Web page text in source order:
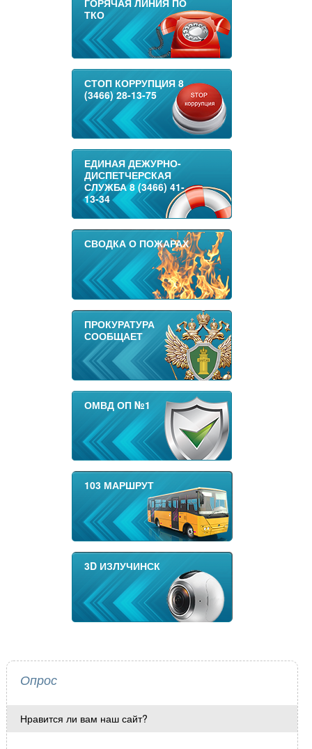
ГОРЯЧАЯ ЛИНИЯ ПО
ТКО
СТОП КОРРУПЦИЯ 8
(3466) 28-13-75
ЕДИНАЯ ДЕЖУРНО-
ДИСПЕТЧЕРСКАЯ
СЛУЖБА 8 (3466) 41-
13-34
СВОДКА О ПОЖАРАХ
ПРОКУРАТУРА
СООБЩАЕТ
ОМВД ОП №1
103 МАРШРУТ
3D ИЗЛУЧИНСК
Опрос
Нравится ли вам наш сайт?